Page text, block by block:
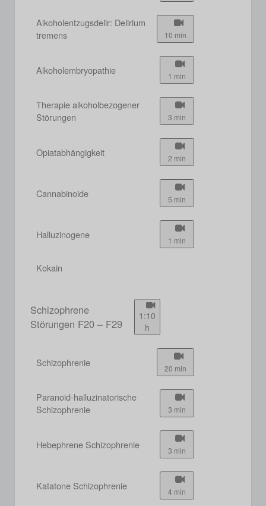
Alkoholentzugsdelir: Delirium
tremens
10 min
Alkoholembryopathie 1 min
Therapie alkoholbezogener
Störungen
3 min
Opiatabhängigkeit 2 min
Cannabinoide 5 min
Halluzinogene 1 min
Kokain
Schizophrene
Störungen F20 – F29
1:10
h
Schizophrenie 20 min
Paranoid-halluzinatorische
Schizophrenie
3 min
Hebephrene Schizophrenie 3 min
Katatone Schizophrenie 4 min